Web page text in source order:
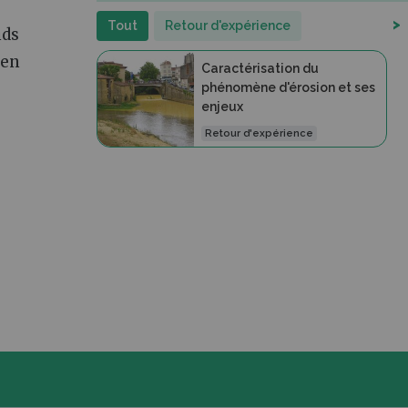
Tout Retour d'expérience >
Caractérisation du
phénomène d'érosion et ses
enjeux
Retour d'expérience